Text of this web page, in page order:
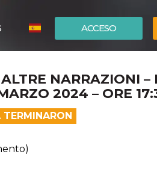
ACCESO
ENGLISH
NARRAZIONI –
2024 – ORE